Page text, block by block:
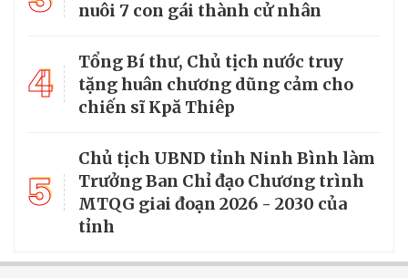
nuôi 7 con gái thành cử nhân
4
Tổng Bí thư, Chủ tịch nước truy
tặng huân chương dũng cảm cho
chiến sĩ Kpă Thiêp
5
Chủ tịch UBND tỉnh Ninh Bình làm
Trưởng Ban Chỉ đạo Chương trình
MTQG giai đoạn 2026 - 2030 của
tỉnh